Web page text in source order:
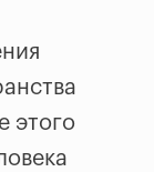
этого